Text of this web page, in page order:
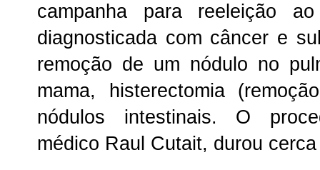
campanha para reeleição
diagnosticada com câncer e
remoção de um nódulo no
mama, histerectomia
nódulos intestinais. O
médico Raul Cutait, durou